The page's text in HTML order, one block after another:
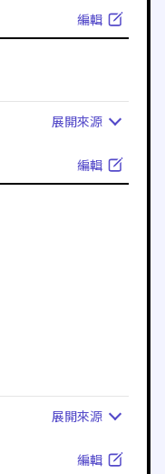
編輯
展開來源
編輯
展開來源
編輯